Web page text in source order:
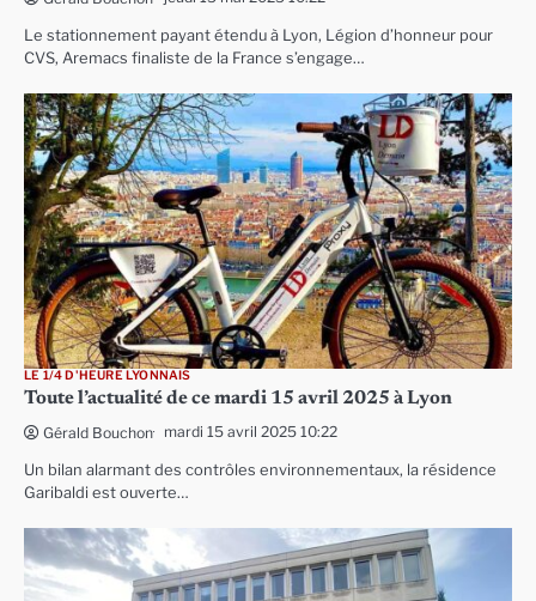
Le stationnement payant étendu à Lyon, Légion d’honneur pour
CVS, Aremacs finaliste de la France s’engage…
LE 1/4 D'HEURE LYONNAIS
Toute l’actualité de ce mardi 15 avril 2025 à Lyon
Gérald Bouchon mardi 15 avril 2025 10:22
Un bilan alarmant des contrôles environnementaux, la résidence
Garibaldi est ouverte…